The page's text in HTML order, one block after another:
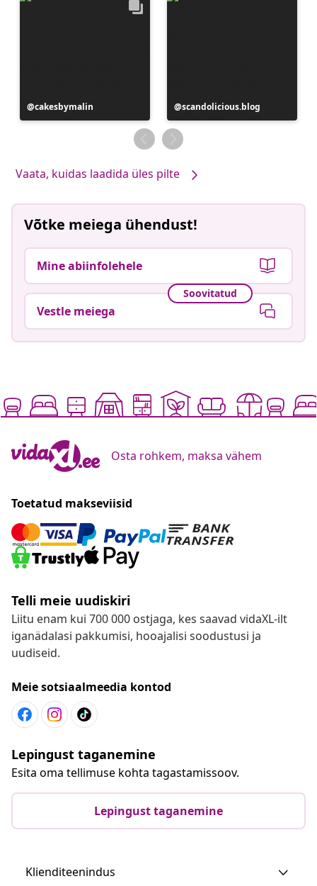
Postitus
avaldatud
cakesbymalin
Postitus
avaldatud
scandolicious.blog
Vaata, kuidas laadida üles pilte
Võtke meiega ühendust!
Mine abiinfolehele
Soovitatud
Vestle meiega
Osta rohkem, maksa vähem
Toetatud makseviisid
Telli meie uudiskiri
Liitu enam kui 700 000 ostjaga, kes saavad vidaXL-ilt
iganädalasi pakkumisi, hooajalisi soodustusi ja
uudiseid.
Meie sotsiaalmeedia kontod
Lepingust taganemine
Esita oma tellimuse kohta tagastamissoov.
Lepingust taganemine
Klienditeenindus